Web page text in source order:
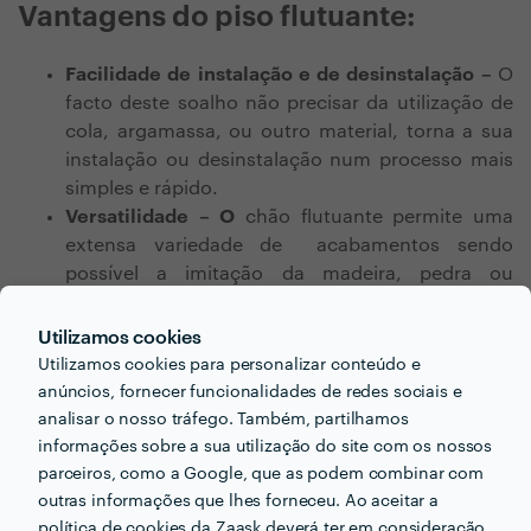
Utilizamos cookies
Utilizamos cookies para personalizar conteúdo e
anúncios, fornecer funcionalidades de redes sociais e
analisar o nosso tráfego. Também, partilhamos
informações sobre a sua utilização do site com os nossos
parceiros, como a Google, que as podem combinar com
outras informações que lhes forneceu. Ao aceitar a
Vantagens do piso flutuante:
Facilidade de instalação e de desinstalação – O
facto deste soalho não precisar da utilização de
cola, argamassa, ou outro material, torna a sua
instalação ou desinstalação num processo mais
simples e rápido.
Versatilidade – O chão flutuantepermite uma
extensa variedade de acabamentos sendo
possível a imitação da madeira, pedra ou
Custo baixo –Permite um custo final mais baixo
quando comparado à utilização de madeira,
pedra ou cerâmica.
Facilidade delimpeza
Facilidade desubstituição–Este tipo de
pavimento apresenta uma elevada resistência a
riscos e outros estragos e alta durabilidade.